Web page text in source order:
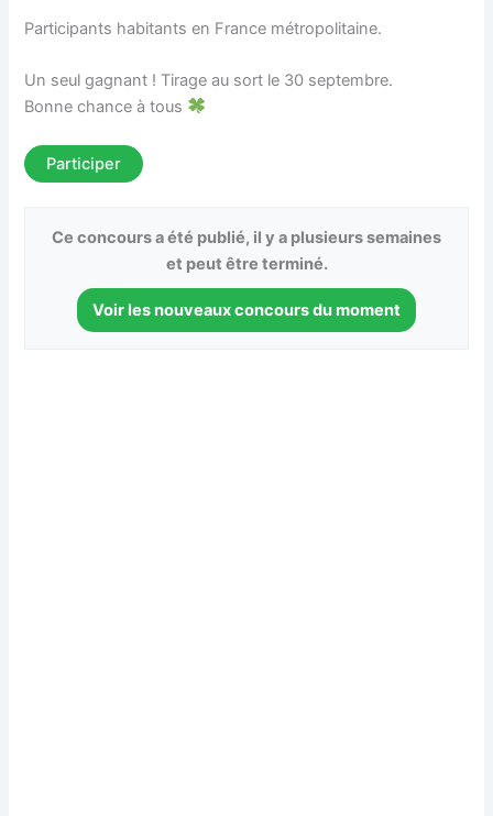
Participants habitants en France métropolitaine.
Un seul gagnant ! Tirage au sort le 30 septembre.
Bonne chance à tous
Participer
Ce concours a été publié, il y a plusieurs semaines
et peut être terminé.
Voir les nouveaux concours du moment